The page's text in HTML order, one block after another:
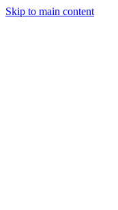
Skip to main content